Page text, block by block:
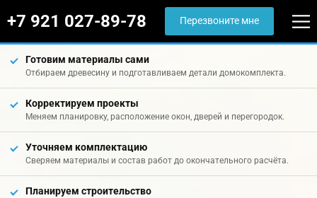
+7 921 027-89-78 Перезвоните мне
Готовим материалы сами
Отбираем древесину и подготавливаем детали домокомплекта.
Корректируем проекты
Меняем планировку, расположение окон, дверей и перегородок.
Уточняем комплектацию
Сверяем материалы и состав работ до окончательного расчёта.
Планируем строительство